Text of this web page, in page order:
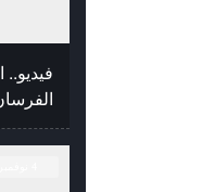
فيديو..